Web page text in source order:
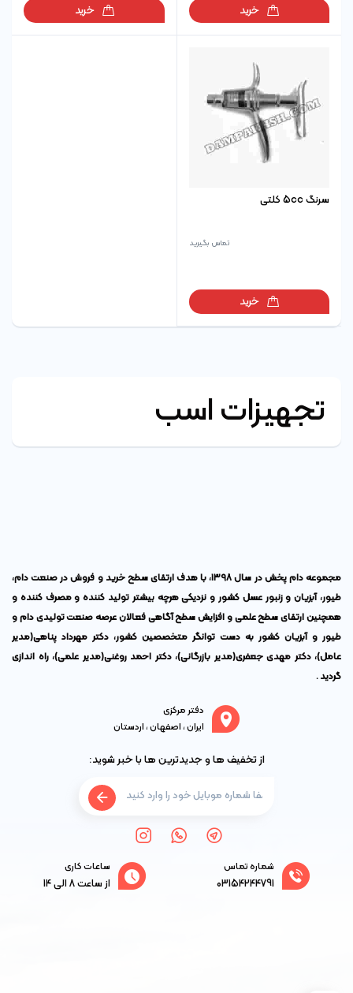
خرید خرید
سرنگ 5cc کلتی
تماس بگیرید
خرید
تجهیزات اسب
مجموعه دام پخش در سال ۱۳۹۸، با هدف ارتقای سطح خرید و فروش در صنعت دام،
طیور، آبزیان و زنبور عسل کشور و نزدیکی هرچه بیشتر تولید کننده و مصرف کننده و
همچنین ارتقای سطح علمی و افزایش سطح آگاهی فعالان عرصه صنعت تولیدی دام و
طیور و آبزیان کشور به دست توانگر متخصصین کشور، دکتر مهرداد پناهی(مدیر
عامل)،دکتر مهدی جعفری(مدیر بازرگانی)،دکتر احمد روغنی(مدیر علمی)، راه اندازی
گردید .
شماره تماس
03154244791
ساعات کاری
از ساعت 8 الی 14
دفتر مرکزی
ایران ، اصفهان ، اردستان
از تخفیف ها و جدیدترین ها با خبر شوید: